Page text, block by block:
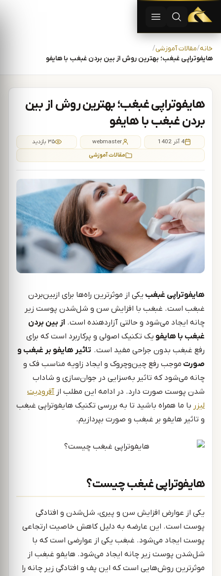
پرش به محتوا
دستگاه لیزر موهای زاید | دستگاه لاغری | آفرودیت لیزر —
باز کردن جستجو
باز کردن منو
خانه مقالات آموزشی
هایفوتراپی غبغب؛ بهترین روش از بین بردن غبغب با هایفو
هایفوتراپی غبغب؛ بهترین روش از بین
بردن غبغب با هایفو
4 آذر 1402 webmaster
۳۵ بازدید
مقالات آموزشی
هایفوتراپی غبغب یکی از موثرترین راه‌ها برای ازبین‌بردن
غبغب است. غبغب با افزایش سن و شل‌شدن پوست زیر
چانه ایجاد می‌شود و حالتی آزاردهنده است. از بین بردن
غبغب با هایفو یک تکنیک اصولی و پرکاربرد است که برای
رفع غبغب بدون جراحی مفید است. تاثیر هایفو بر غبغب و
صورت موجب رفع چین‌وچروک و ایجاد زاویه مناسب فک و
چانه می‌شود که تاثیر به‌سزایی در جوان‌سازی و شاداب
شدن پوست صورت دارد. در ادامه این مطلب از آفرودیت
لیزر با ما همراه باشید تا به بررسی تکنیک هایفوتراپی غبغب
و تاثیر هایفو بر غبغب و صورت بپردازیم.
هایفوتراپی غبغب چیست؟
یکی از عوارض افزایش سن و پیری، شل‌شدن و افتادگی
پوست است. این عارضه به دلیل کاهش خاصیت ارتجاعی
پوست ایجاد می‌شود. غبغب یکی از عوارضی است که با
شل‌شدن پوست زیر چانه ایجاد می‌شود. هایفو غبغب از
موثرترین روش‌هایی است که این پف و افتادگی زیر چانه را